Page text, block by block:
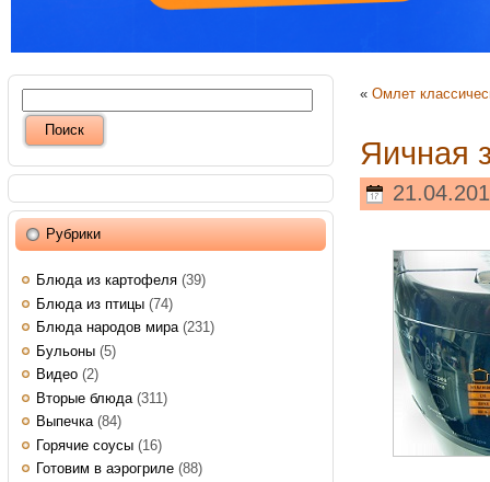
Рубрики
Блюда из картофеля (39)
Блюда из птицы (74)
Блюда народов мира(231)
Бульоны (5)
Видео (2)
Вторые блюда (311)
Выпечка(84)
Горячие соусы (16)
Готовим в аэрогриле (88)
« Омлет
Яичная